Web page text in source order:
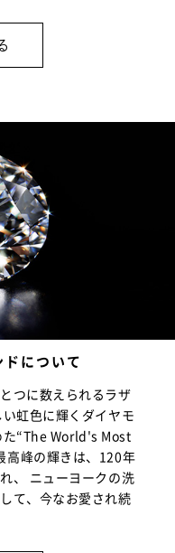
について
つに数えられるラザ
虹色に輝くダイヤモ
た“The World's Most
峰の輝きは、120年
、 ニューヨークの洗
て、今なお愛され続